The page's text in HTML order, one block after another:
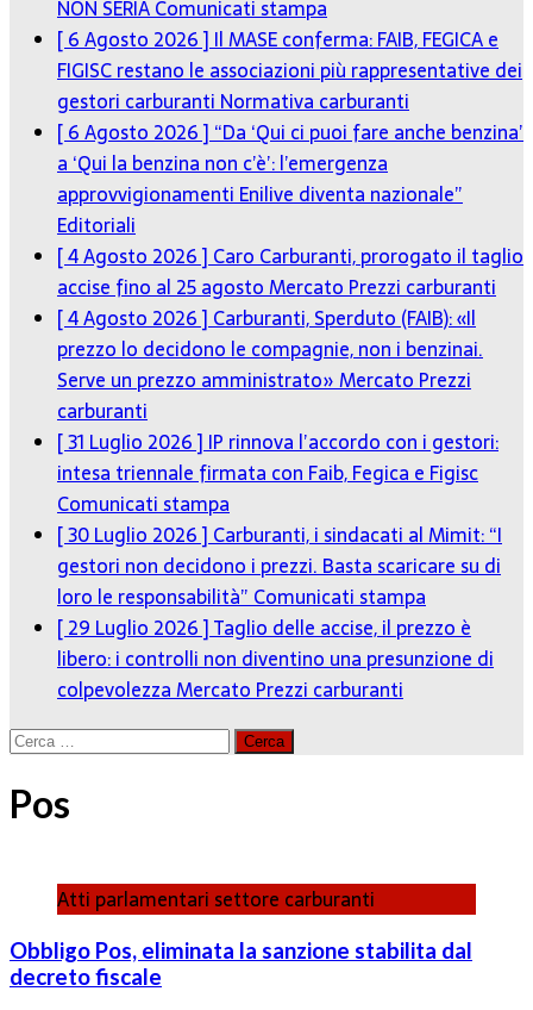
NON SERIAComunicati stampa
[ 6 Agosto 2026 ] Il MASE conferma: FAIB, FEGICA e
FIGISC restano le associazioni più rappresentative dei
gestori carburanti Normativa carburanti
[ 6 Agosto 2026 ] “Da ‘Qui ci puoi fare anche benzina’
a ‘Qui la benzina non c’è’: l’emergenza
approvvigionamenti Enilive diventa nazionale”
Editoriali
[ 4 Agosto 2026 ] Caro Carburanti, prorogato il taglio
accise fino al 25 agostoMercato Prezzi carburanti
[ 4 Agosto 2026 ] Carburanti, Sperduto (FAIB): «Il
prezzo lo decidono le compagnie, non i benzinai.
Serve un prezzo amministrato»Mercato Prezzi
carburanti
[ 31 Luglio 2026 ] IP rinnova l’accordo con i gestori:
intesa triennale firmata con Faib, Fegica e Figisc
Comunicati stampa
[ 30 Luglio 2026 ] Carburanti, i sindacati al Mimit: “I
gestori non decidono i prezzi. Basta scaricare su di
loro le responsabilità” Comunicati stampa
[ 29 Luglio 2026 ]Taglio delle accise, il prezzo è
libero: i controlli non diventino una presunzione di
colpevolezzaMercato Prezzi carburanti
Ricerca
Pos
Atti parlamentari settore carburanti
Obbligo Pos, eliminata la sanzione stabilita dal
decreto fiscale